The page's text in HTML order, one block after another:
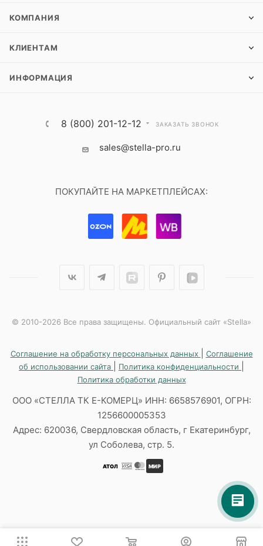
КОМПАНИЯ
КЛИЕНТАМ
ИНФОРМАЦИЯ
8 (800) 201-12-12 ЗАКАЗАТЬ ЗВОНОК
sales@stella-pro.ru
ПОКУПАЙТЕ НА МАРКЕТПЛЕЙСАХ:
© 2010-2026 Все права защищены. Официальный сайт «Stella»
Соглашение на обработку персональных данных
Соглашение
об использовании сайта
Политика конфиденциальности
Политика обработки данных
ООО «СТЕЛЛА ТК Е-КОМЕРЦ» ИНН: 6658576901, ОГРН:
1256600005353
Адрес: 620036, Свердловская область, г Екатеринбург,
ул Соболева, стр. 5.
АТОЛ МИР